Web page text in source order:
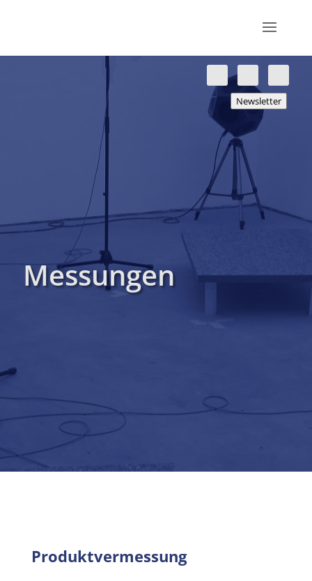
Newsletter
Messungen
Produktvermessung